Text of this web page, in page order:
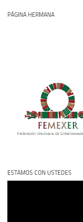
PÁGINA HERMANA
ESTAMOS CON USTEDES